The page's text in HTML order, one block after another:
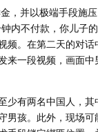
，并以极端手段施
内不付款，你儿子
频。在第二天的对
来一段视频，画面
少有两名中国人，其
男孩。此外，现场